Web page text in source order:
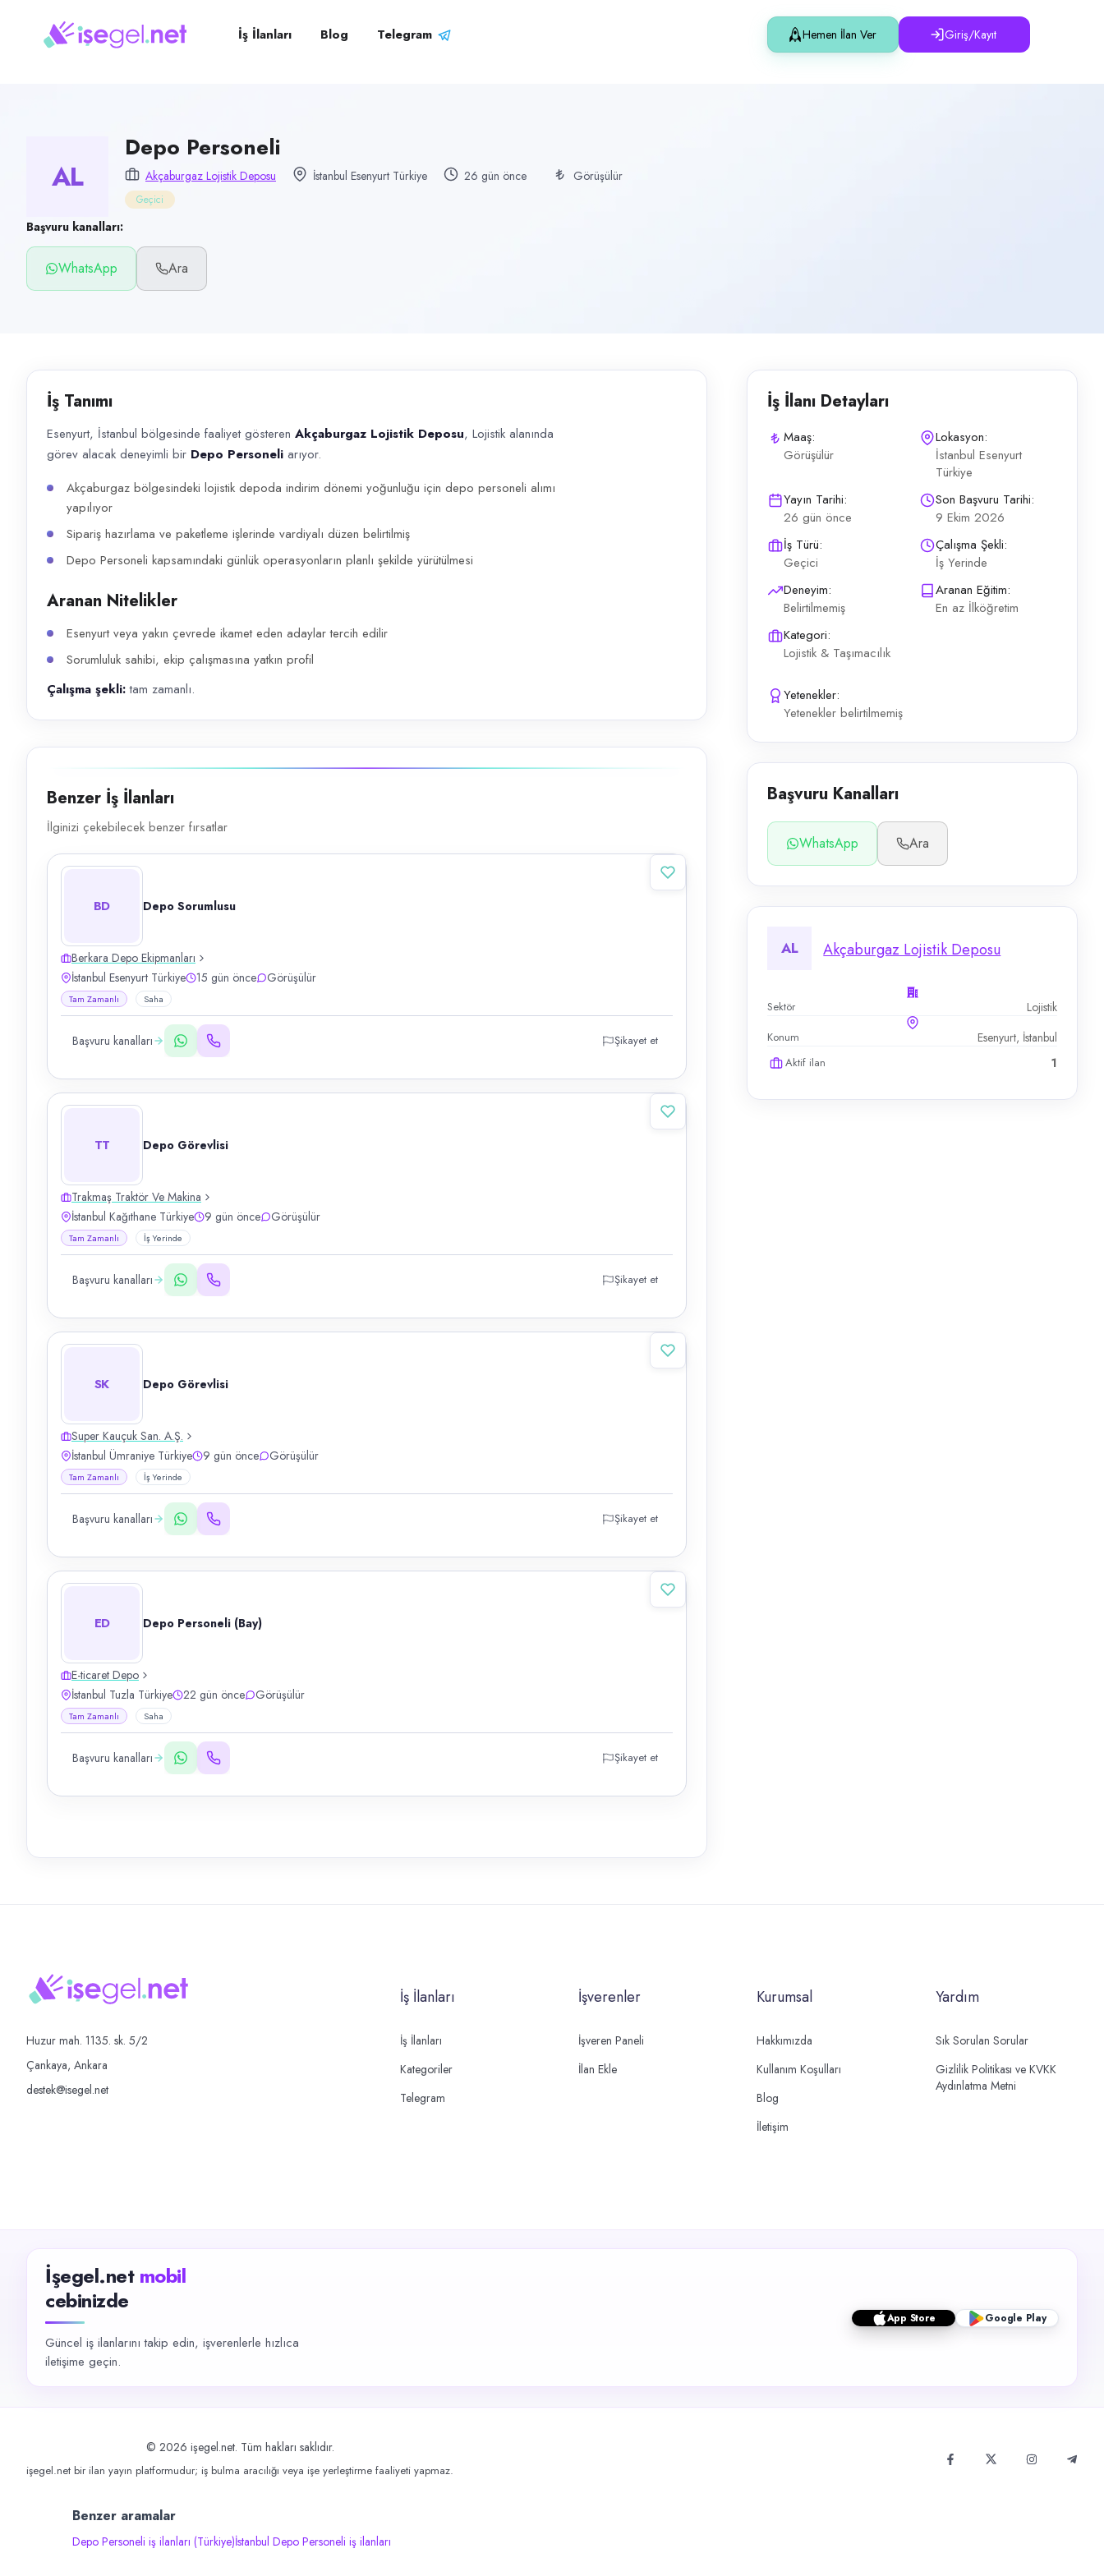
Depo Personeli
Esenyurt, İstanbul
Çalışma şekli
Geçici · Ofis
Yayın tarihi
11 Temmuz 2026
Başvuru kanalları
WhatsApp, Telefon
İlan açıklaması
Esenyurt, İstanbul bölgesinde faaliyet gösteren Akçaburgaz Lojistik Deposu , Lojistik alanında görev alacak deneyimli bir Depo Personeli arıyor. Akçaburgaz bölgesindeki lojistik depoda indirim dönemi
İş İlanları Blog Telegram Hemen İlan Ver Giriş/Kayıt
AL
Depo Personeli
Akçaburgaz Lojistik Deposu İstanbul Esenyurt Türkiye 26 gün önce Görüşülür
Geçici
Başvuru kanalları:
WhatsApp Ara
İş Tanımı
Esenyurt, İstanbul bölgesinde faaliyet gösteren Akçaburgaz Lojistik Deposu, Lojistik alanında
görev alacak deneyimli bir Depo Personeli arıyor.
Akçaburgaz bölgesindeki lojistik depoda indirim dönemi yoğunluğu için depo personeli alımı
yapılıyor
Sipariş hazırlama ve paketleme işlerinde vardiyalı düzen belirtilmiş
Depo Personeli kapsamındaki günlük operasyonların planlı şekilde yürütülmesi
Aranan Nitelikler
Esenyurt veya yakın çevrede ikamet eden adaylar tercih edilir
Sorumluluk sahibi, ekip çalışmasına yatkın profil
Çalışma şekli:tam zamanlı.
İş İlanı Detayları
Maaş:
Görüşülür
Lokasyon:
İstanbul Esenyurt
Türkiye
Yayın Tarihi:
26 gün önce
Son Başvuru Tarihi:
9 Ekim 2026
İş Türü:
Geçici
Çalışma Şekli:
İş Yerinde
Deneyim:
Belirtilmemiş
Aranan Eğitim:
En az İlköğretim
Kategori:
Lojistik & Taşımacılık
Yetenekler:
Yetenekler belirtilmemiş
Başvuru Kanalları
WhatsApp Ara
AL Akçaburgaz Lojistik Deposu
Sektör Lojistik
Konum Esenyurt, İstanbul
Aktif ilan 1
Benzer İş İlanları
İlginizi çekebilecek benzer fırsatlar
BD Depo Sorumlusu
Berkara Depo Ekipmanları
İstanbul Esenyurt Türkiye
15 gün önce Görüşülür
Tam Zamanlı Saha
Başvuru kanalları Şikayet et
TT Depo Görevlisi
Trakmaş Traktör Ve Makina
İstanbul Kağıthane Türkiye
9 gün önce Görüşülür
Tam Zamanlı İş Yerinde
Başvuru kanalları Şikayet et
SK Depo Görevlisi
Super Kauçuk San. A.Ş.
İstanbul Ümraniye Türkiye
9 gün önce Görüşülür
Tam Zamanlı İş Yerinde
Başvuru kanalları Şikayet et
ED Depo Personeli (Bay)
E-ticaret Depo
İstanbul Tuzla Türkiye
22 gün önce Görüşülür
Tam Zamanlı Saha
Başvuru kanalları Şikayet et
Huzur mah. 1135. sk. 5/2
Çankaya, Ankara
destek@isegel.net
İş İlanları
İş İlanları
Kategoriler
Telegram
İşverenler
İşveren Paneli
İlan Ekle
Kurumsal
Hakkımızda
Kullanım Koşulları
Blog
İletişim
Yardım
Sık Sorulan Sorular
Gizlilik Politikası ve KVKK
Aydınlatma Metni
İşegel.net mobil
cebinizde
Güncel iş ilanlarını takip edin, işverenlerle hızlıca
iletişime geçin.
App Store Google Play
© 2026 işegel.net. Tüm hakları saklıdır.
işegel.net bir ilan yayın platformudur; iş bulma aracılığı veya işe yerleştirme faaliyeti yapmaz.
Benzer aramalar
Depo Personeli iş ilanları (Türkiye)İstanbul Depo Personeli iş ilanları